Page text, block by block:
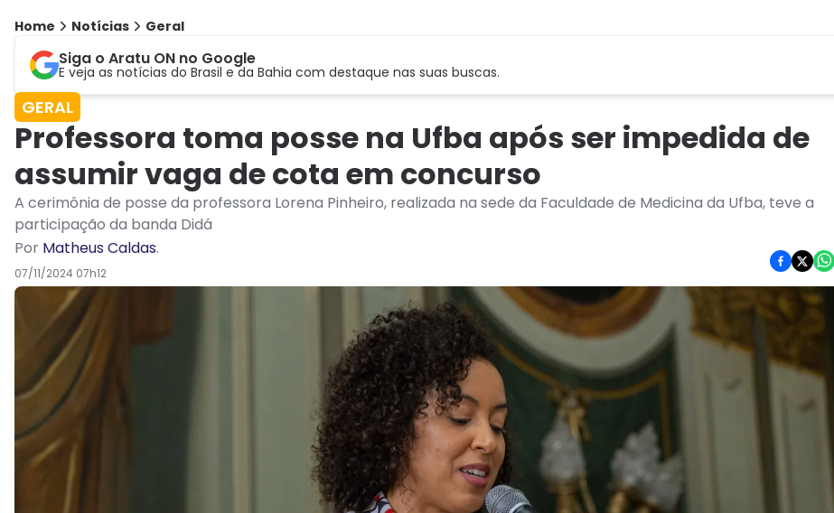
Home Notícias Geral
Siga o Aratu ON no Google
E veja as notícias do Brasil e da Bahia com destaque nas suas buscas.
GERAL
Professora toma posse na Ufba após ser impedida de
assumir vaga de cota em concurso
A cerimônia de posse da professora Lorena Pinheiro, realizada na sede da Faculdade de Medicina da Ufba, teve a
participação da banda Didá
Por Matheus Caldas.
07/11/2024 07h12